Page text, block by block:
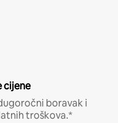
cijene
boravak i
troškova.*